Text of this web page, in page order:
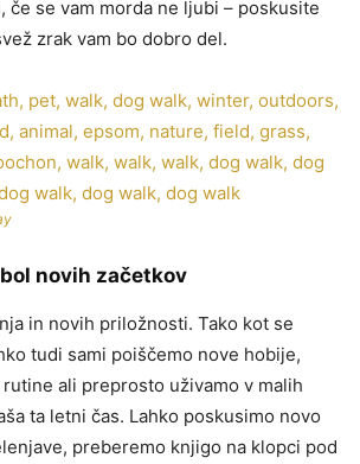
če se vam morda ne ljubi – poskusite
zrak vam bo dobro del.
novih začetkov
in novih priložnosti. Tako kot se
tudi sami poiščemo nove hobije,
ali preprosto uživamo v malih
ta letni čas. Lahko poskusimo novo
preberemo knjigo na klopci pod